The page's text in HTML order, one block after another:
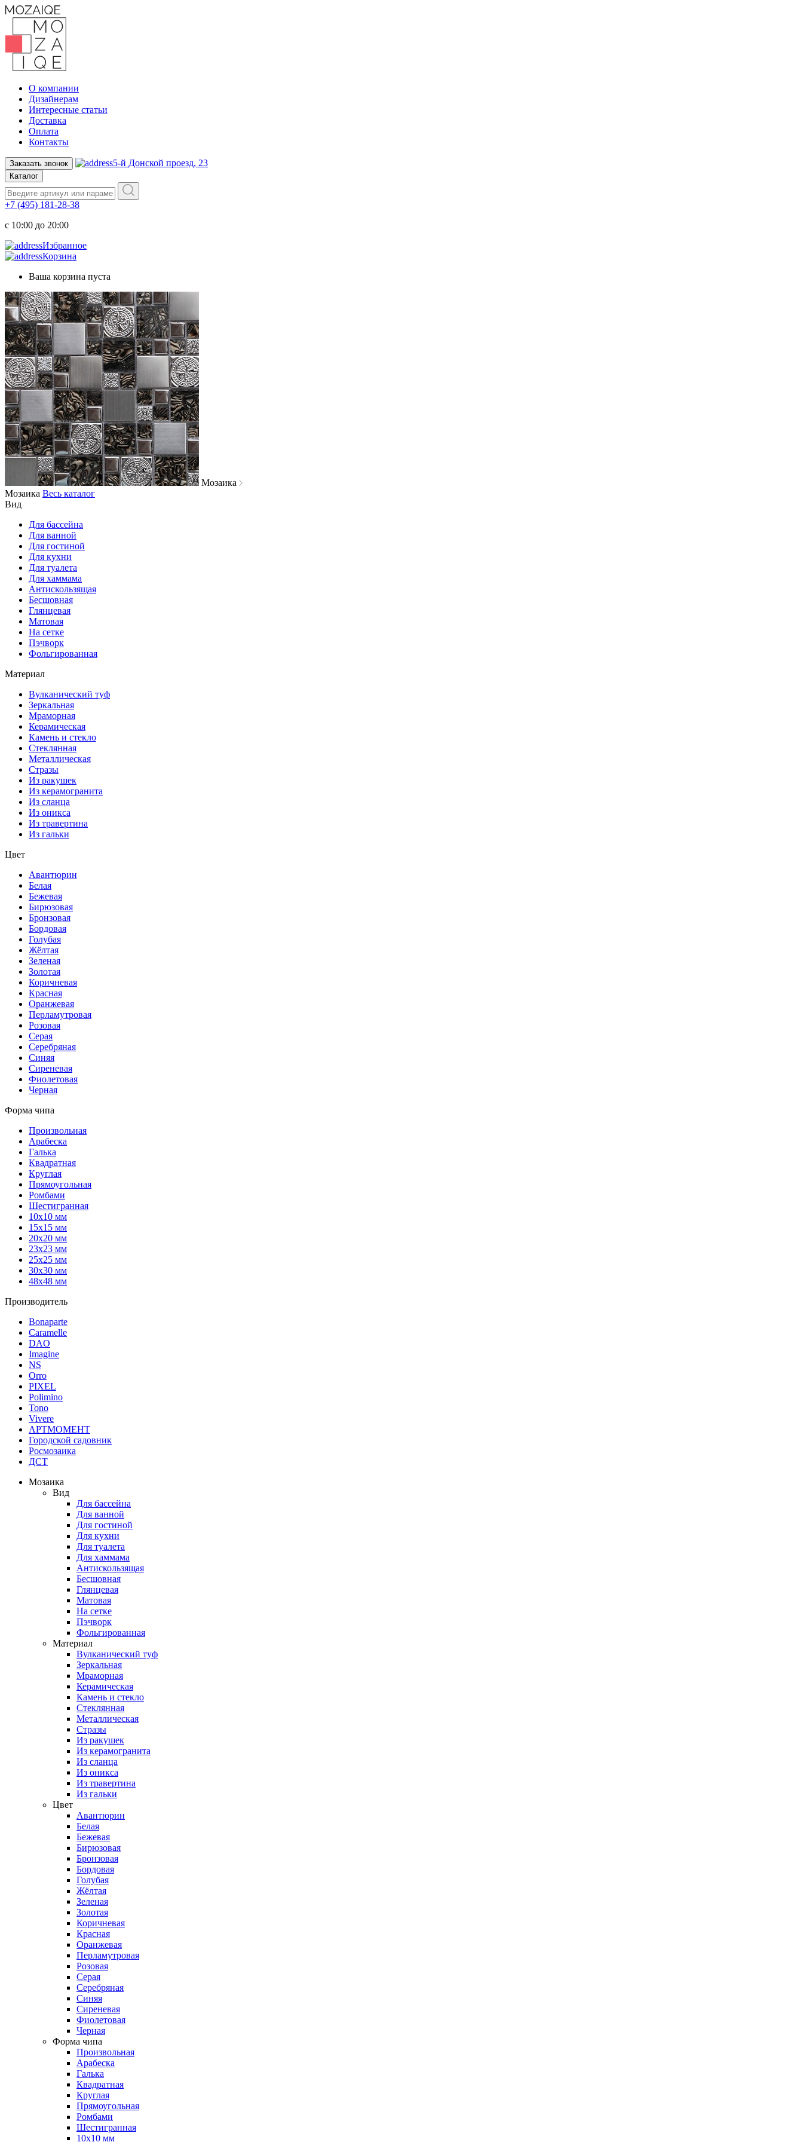
О компании
Дизайнерам
Интересные статьи
Доставка
Оплата
Контакты
Заказать звонок 5-й Донской проезд, 23
Каталог
+7 (495) 181-28-38
c 10:00 до 20:00
Избранное
Корзина
Ваша корзина пуста
Мозаика
Мозаика Весь каталог
Вид
Для бассейна
Для ванной
Для гостиной
Для кухни
Для туалета
Для хаммама
Антискользящая
Бесшовная
Глянцевая
Матовая
На сетке
Пэчворк
Фольгированная
Материал
Вулканический туф
Зеркальная
Мраморная
Керамическая
Камень и стекло
Стеклянная
Металлическая
Стразы
Из ракушек
Из керамогранита
Из сланца
Из оникса
Из травертина
Из гальки
Цвет
Авантюрин
Белая
Бежевая
Бирюзовая
Бронзовая
Бордовая
Голубая
Жёлтая
Зеленая
Золотая
Коричневая
Красная
Оранжевая
Перламутровая
Розовая
Серая
Серебряная
Синяя
Сиреневая
Фиолетовая
Черная
Форма чипа
Произвольная
Арабеска
Галька
Квадратная
Круглая
Прямоугольная
Ромбами
Шестигранная
10х10 мм
15х15 мм
20х20 мм
23х23 мм
25х25 мм
30х30 мм
48х48 мм
Производитель
Bonaparte
Caramelle
DAO
Imagine
NS
Orro
PIXEL
Polimino
Tono
Vivere
АРТМОМЕНТ
Городской садовник
Росмозаика
ДСТ
Мозаика
Вид
Для бассейна
Для ванной
Для гостиной
Для кухни
Для туалета
Для хаммама
Антискользящая
Бесшовная
Глянцевая
Матовая
На сетке
Пэчворк
Фольгированная
Материал
Вулканический туф
Зеркальная
Мраморная
Керамическая
Камень и стекло
Стеклянная
Металлическая
Стразы
Из ракушек
Из керамогранита
Из сланца
Из оникса
Из травертина
Из гальки
Цвет
Авантюрин
Белая
Бежевая
Бирюзовая
Бронзовая
Бордовая
Голубая
Жёлтая
Зеленая
Золотая
Коричневая
Красная
Оранжевая
Перламутровая
Розовая
Серая
Серебряная
Синяя
Сиреневая
Фиолетовая
Черная
Форма чипа
Произвольная
Арабеска
Галька
Квадратная
Круглая
Прямоугольная
Ромбами
Шестигранная
10х10 мм